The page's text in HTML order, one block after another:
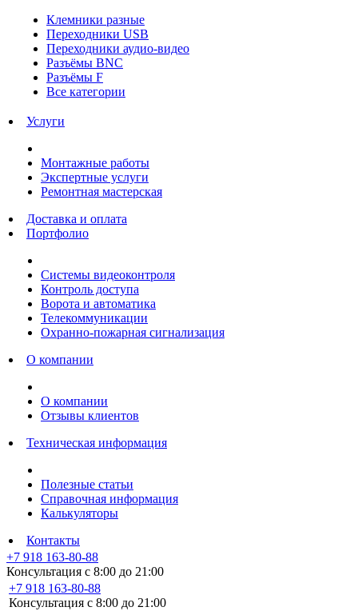
Клемники разные
Переходники USB
Переходники аудио-видео
Разъёмы BNC
Разъёмы F
Все категории
Услуги
Монтажные работы
Экспертные услуги
Ремонтная мастерская
Доставка и оплата
Портфолио
Системы видеоконтроля
Контроль доступа
Ворота и автоматика
Телекоммуникации
Охранно-пожарная сигнализация
О компании
О компании
Отзывы клиентов
Техническая информация
Полезные статьи
Справочная информация
Калькуляторы
Контакты
+7 918 163-80-88
Консультация с 8:00 до 21:00
+7 918 163-80-88
Консультация с 8:00 до 21:00